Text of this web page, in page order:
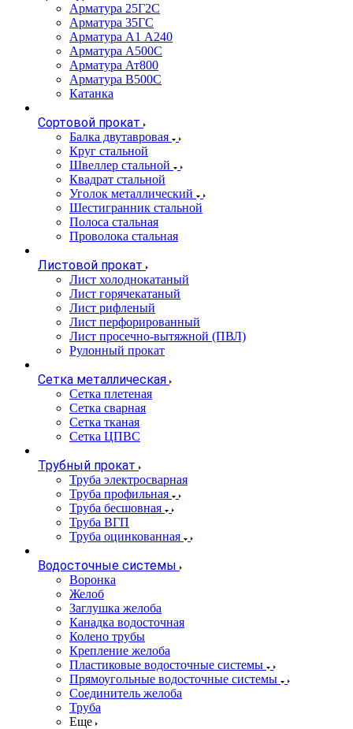
Арматура 25Г2С
Арматура 35ГС
Арматура А1 А240
Арматура А500С
Арматура Ат800
Арматура В500С
Катанка
Сортовой прокат
Балка двутавровая
Круг стальной
Швеллер стальной
Квадрат стальной
Уголок металлический
Шестигранник стальной
Полоса стальная
Проволока стальная
Листовой прокат
Лист холоднокатаный
Лист горячекатаный
Лист рифленый
Лист перфорированный
Лист просечно-вытяжной (ПВЛ)
Рулонный прокат
Сетка металлическая
Сетка плетеная
Сетка сварная
Сетка тканая
Сетка ЦПВС
Трубный прокат
Труба электросварная
Труба профильная
Труба бесшовная
Труба ВГП
Труба оцинкованная
Водосточные системы
Воронка
Желоб
Заглушка желоба
Канадка водосточная
Колено трубы
Крепление желоба
Пластиковые водосточные системы
Прямоугольные водосточные системы
Соединитель желоба
Труба
Еще